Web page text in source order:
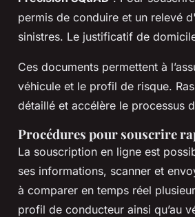
permis de conduire et un relevé
sinistres. Le justificatif de
Ces documents permettent à
véhicule et le profil de risque.
détaillé et accélère le processus
Procédures pour souscrire
La souscription en ligne est
ses informations, scanner et
à comparer en temps réel
profil de conducteur ainsi qu’au